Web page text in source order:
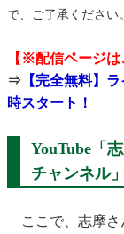
で、ご了承ください。
【※配信ページは
⇒ 【完全無料】
時スタート！
YouTube「
チャンネル
ここで、志摩さ